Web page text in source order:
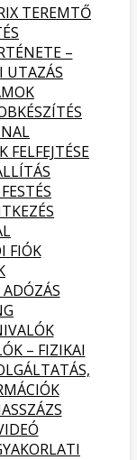
TEREMTŐ
–
UTAZÁS
FELFEJTÉSE
FIÓK
– FIZIKAI